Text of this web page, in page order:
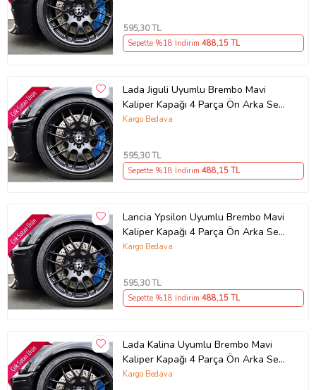
595,30 TL
Sepette %18 İndirim 488,15 TL
Lada Jiguli Uyumlu Brembo Mavi
Kaliper Kapağı 4 Parça Ön Arka Set
(Karışık)
Kargo Bedava
595,30 TL
Sepette %18 İndirim 488,15 TL
Lancia Ypsilon Uyumlu Brembo Mavi
Kaliper Kapağı 4 Parça Ön Arka Set
(Karışık)
Kargo Bedava
595,30 TL
Sepette %18 İndirim 488,15 TL
Lada Kalina Uyumlu Brembo Mavi
Kaliper Kapağı 4 Parça Ön Arka Set
(Karışık)
Kargo Bedava